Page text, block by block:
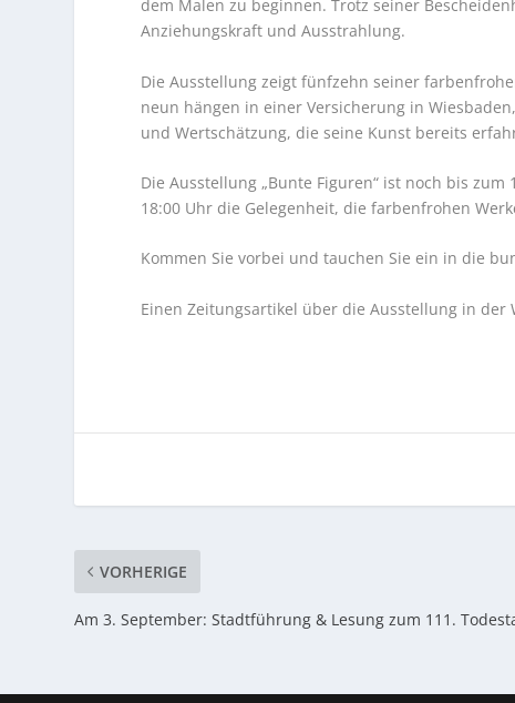
dem Malen zu beginnen. Trotz seiner
Anziehungskraft und Ausstrahlung.
Die Ausstellung zeigt fünfzehn seiner
neun hängen in einer Versicherung in
und Wertschätzung, die seine Kunst bereits
Die Ausstellung „Bunte Figuren“ ist noch bis
18:00 Uhr die Gelegenheit, die farbenfrohen
Kommen Sie vorbei und tauchen Sie ein in die
Einen Zeitungsartikel über die Ausstellung in der
VORHERIGE
Am 3. September: Stadtführung & Lesung zum 111.